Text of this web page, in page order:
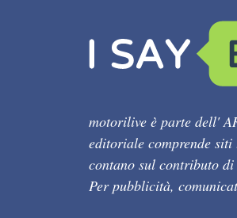
motorilive è parte dell'
editoriale comprende
contano sul contributo di
Per pubblicità,